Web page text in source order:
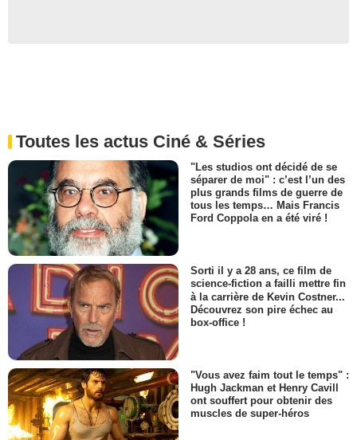
Toutes les actus Ciné & Séries
"Les studios ont décidé de se
séparer de moi" : c’est l’un des
plus grands films de guerre de
tous les temps… Mais Francis
Ford Coppola en a été viré !
Sorti il y a 28 ans, ce film de
science-fiction a failli mettre fin
à la carrière de Kevin Costner...
Découvrez son pire échec au
box-office !
"Vous avez faim tout le temps" :
Hugh Jackman et Henry Cavill
ont souffert pour obtenir des
muscles de super-héros